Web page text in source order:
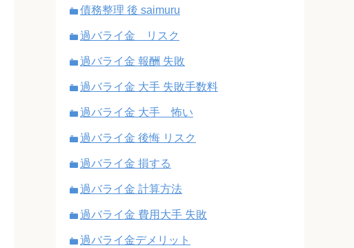
債務整理 後 saimuru
過バライ金 リスク
過バライ金 報酬 失敗
過バライ金 大手 失敗手数料
過バライ金 大手 怖い
過バライ金 後悔 リスク
過バライ金 損する
過バライ金 計算方法
過バライ金 費用大手 失敗
過バライ金デメリット